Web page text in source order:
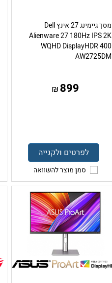
מסך גיימינג 27 אינץ Dell
Alienware 27 180Hz IPS 2K
WQHD DisplayHDR 400
AW2725DM
899
₪
לפרטים ולקנייה
סמן מוצר להשוואה